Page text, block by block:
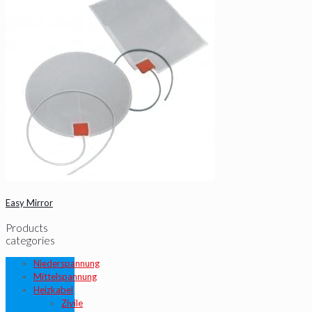
Easy Mirror
Products
categories
Niederspannung
Mittelspannung
Heizkabel
Zivile